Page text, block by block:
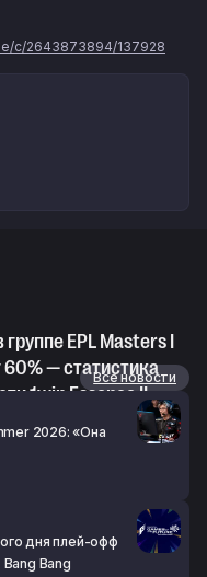
c/2643873894/137928
EPL Masters I
60% — статистика
1win Essence II
Все новости
2026: «Она
дня плей-офф
Bang